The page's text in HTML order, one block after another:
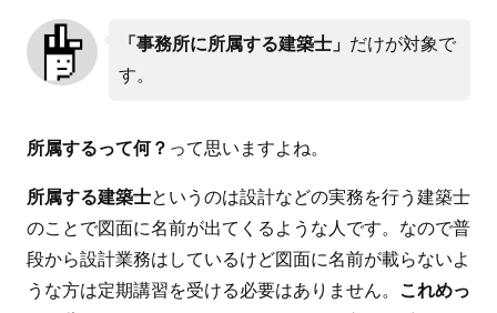
「事務所に所属する建築士」 だけが対象で
す。
所属するって何？ って思いますよね。
所属する建築士というのは設計などの実務を行う建築士
のことで図面に名前が出てくるような人です。なので普
段から設計業務はしているけど図面に名前が載らないよ
うな方は定期講習を受ける必要はありません。
これめっ